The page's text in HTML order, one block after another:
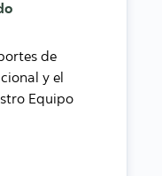
de
y el
Equipo